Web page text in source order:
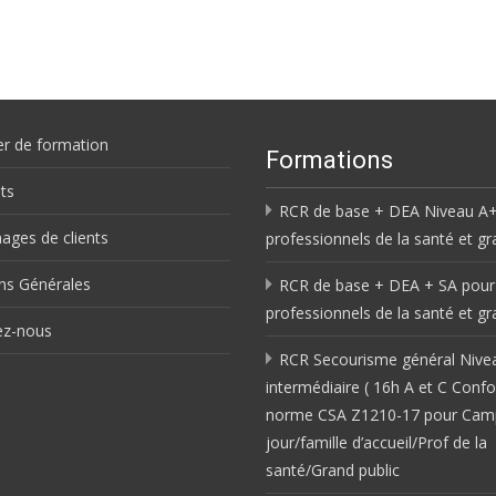
de formation
de clients
Générales
nous
Formations
RCR de base + DEA Niveau
professionnels de la santé et
RCR de base + DEA + SA pour
professionnels de la santé et
RCR Secourisme général
intermédiaire ( 16h A et C
norme CSA Z1210-17 pour
jour/famille d’accueil/Prof de la
santé/Grand public